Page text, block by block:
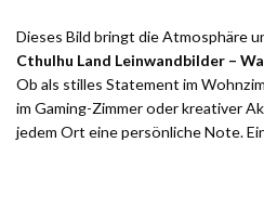
Dieses Bild bringt die Atmosphäre
Cthulhu Land Leinwandbilder –
Ob als stilles Statement im
im Gaming-Zimmer oder kreativer
jedem Ort eine persönliche Note.